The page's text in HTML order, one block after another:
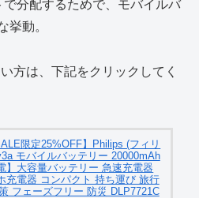
分配するためで、モバイルバ
挙動。
方は、下記をクリックしてく
限定25%OFF】Philips (フィリ
モバイルバッテリー 20000mAh
】大容量バッテリー 急速充電器
充電器 コンパクト 持ち運び 旅行
フェーズフリー 防災 DLP7721C